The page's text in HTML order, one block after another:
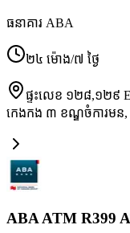
ធនាគារ ABA
២៤ ម៉ោង/៧ ថ្ងៃ
ផ្ទះលេខ ១២៨,១២៩
កេងកង ៣ ខណ្ឌចំការមន,
ABA ATM R399